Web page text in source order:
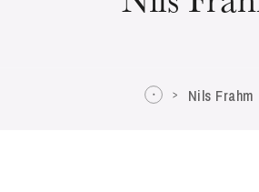
Nils Frahm